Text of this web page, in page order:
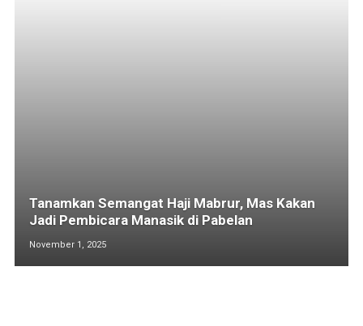
Tanamkan Semangat Haji Mabrur, Mas Kakan
Jadi Pembicara Manasik di Pabelan
November 1, 2025